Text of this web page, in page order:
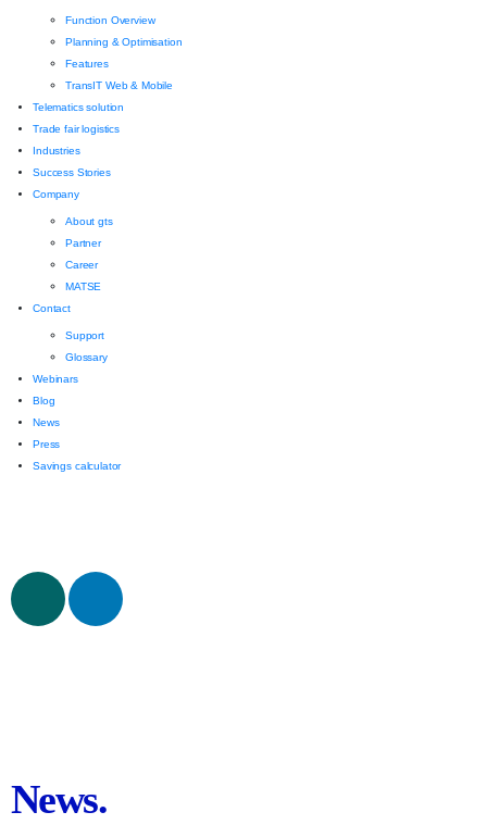
Function Overview
Planning & Optimisation
Features
TransIT Web & Mobile
Telematics solution
Trade fair logistics
Industries
Success Stories
Company
About gts
Partner
Career
MATSE
Contact
Support
Glossary
Webinars
Blog
News
Press
Savings calculator
News.